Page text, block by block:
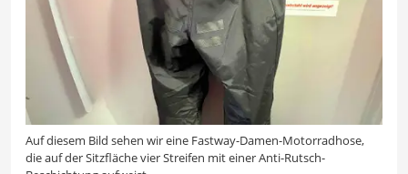
Auf diesem Bild sehen wir eine Fastway-Damen-Motorradhose,
die auf der Sitzfläche vier Streifen mit einer Anti-Rutsch-